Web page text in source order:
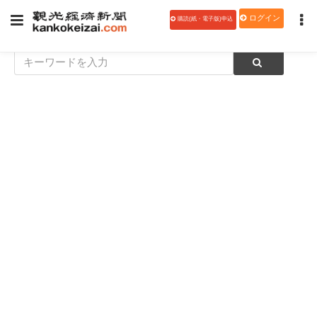
購読(紙・電子版)申込 ログイン